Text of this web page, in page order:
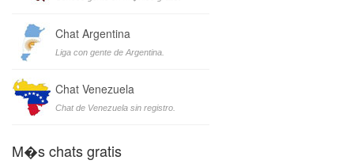
Chat Argentina
Liga con gente de Argentina.
Chat Venezuela
Chat de Venezuela sin registro.
M�s chats gratis